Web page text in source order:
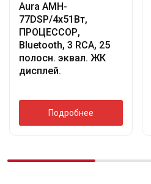
Aura AMH-
77DSP/4х51Вт,
ПРОЦЕССОР,
Bluetooth, 3 RCA, 25
полосн. эквал. ЖК
дисплей.
Подробнее